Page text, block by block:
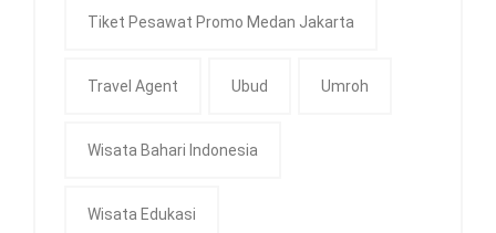
Tiket Pesawat Promo Medan Jakarta
Travel Agent Ubud Umroh
Wisata Bahari Indonesia
Wisata Edukasi